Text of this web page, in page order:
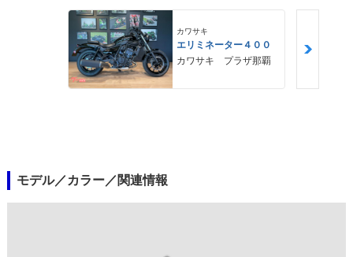
カワサキ
エリミネーター４００
カワサキ プラザ那覇
モデル／カラー／関連情報